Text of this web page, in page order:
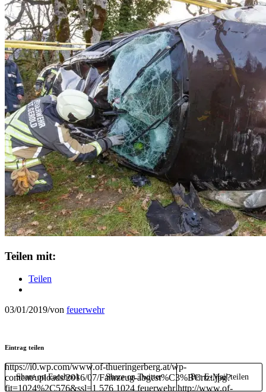
Teilen mit:
Teilen
03/01/2019/von feuerwehr
Eintrag teilen
Share on Facebook Share on Twitter Per E-Mail teilen
https://i0.wp.com/www.of-thueringerberg.at/wp-
content/uploads/2016/07/Fahrzeug-abgest%C3%BCrtzt.jpg?
fit=1024%2C576&ssl=1 576 1024 feuerwehr http://www.of-